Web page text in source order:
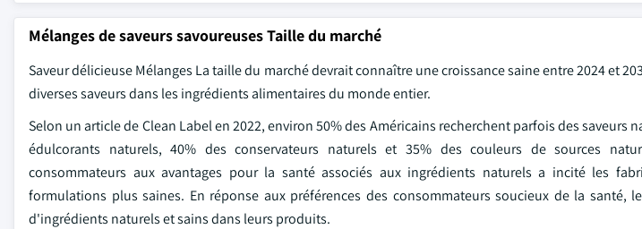
Mélanges de saveurs savoureuses Taille du marché
Saveur délicieuse Mélanges La taille du marché devrait connaître une croissance saine entre 2024 et
diverses saveurs dans les ingrédients alimentaires du monde entier.
Selon un article de Clean Label en 2022, environ 50% des Américains recherchent parfois des saveurs
édulcorants naturels, 40% des conservateurs naturels et 35% des couleurs de sources
consommateurs aux avantages pour la santé associés aux ingrédients naturels a incité les
formulations plus saines. En réponse aux préférences des consommateurs soucieux de la santé,
d'ingrédients naturels et sains dans leurs produits.